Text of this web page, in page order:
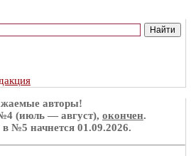
авторы!
(июль — август), окончен.
№5 начнется 01.09.2026.